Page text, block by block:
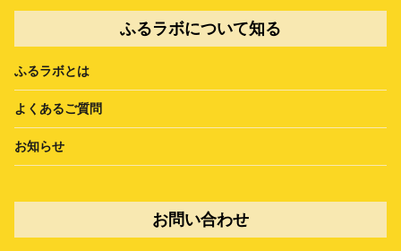
ふるラボについて知る
ふるラボとは
よくあるご質問
お知らせ
お問い合わせ